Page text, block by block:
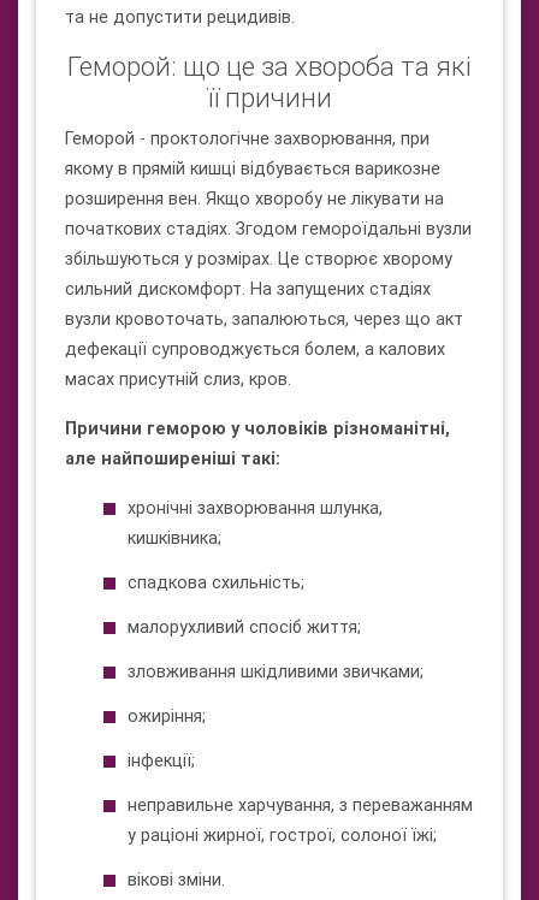
та не допустити рецидивів.
Геморой: що це за хвороба та які
її причини
Геморой - проктологічне захворювання, при
якому в прямій кишці відбувається варикозне
розширення вен. Якщо хворобу не лікувати на
початкових стадіях. Згодом гемороїдальні вузли
збільшуються у розмірах. Це створює хворому
сильний дискомфорт. На запущених стадіях
вузли кровоточать, запалюються, через що акт
дефекації супроводжується болем, а калових
масах присутній слиз, кров.
Причини геморою у чоловіків різноманітні,
але найпоширеніші такі:
хронічні захворювання шлунка,
кишківника;
спадкова схильність;
малорухливий спосіб життя;
зловживання шкідливими звичками;
ожиріння;
інфекції;
неправильне харчування, з переважанням
у раціоні жирної, гострої, солоної їжі;
вікові зміни.